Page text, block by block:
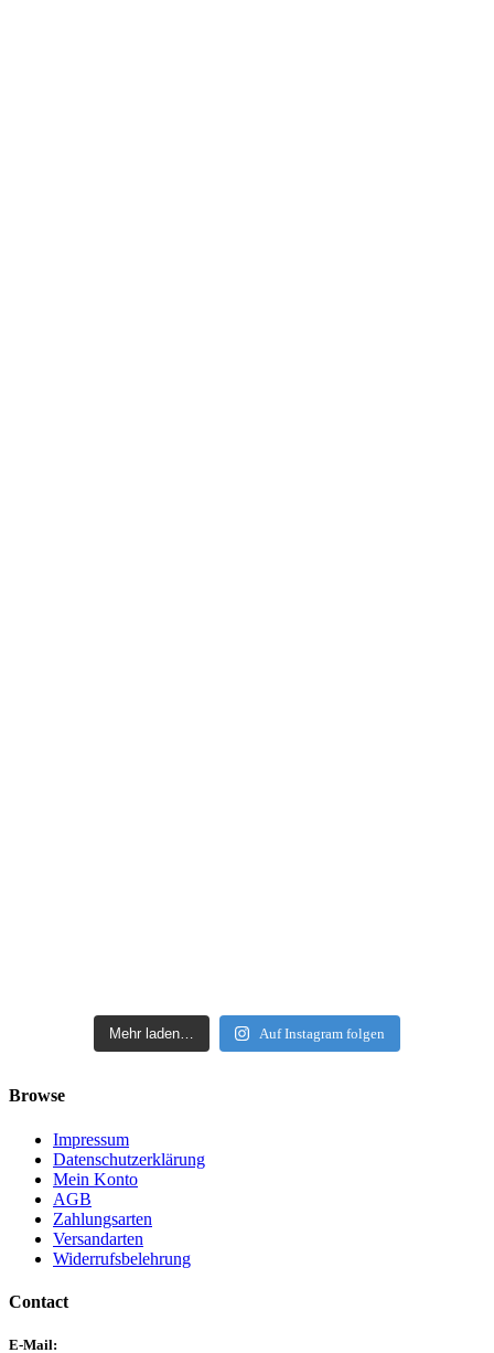
Mehr laden… Auf Instagram folgen
Browse
Impressum
Datenschutzerklärung
Mein Konto
AGB
Zahlungsarten
Versandarten
Widerrufsbelehrung
Contact
E-Mail: